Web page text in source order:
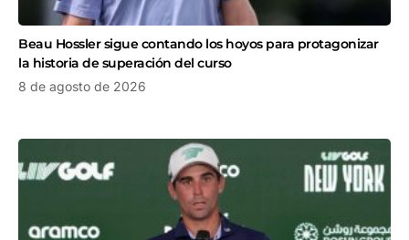
Beau Hossler sigue contando los hoyos para protagonizar
la historia de superación del curso
8 de agosto de 2026